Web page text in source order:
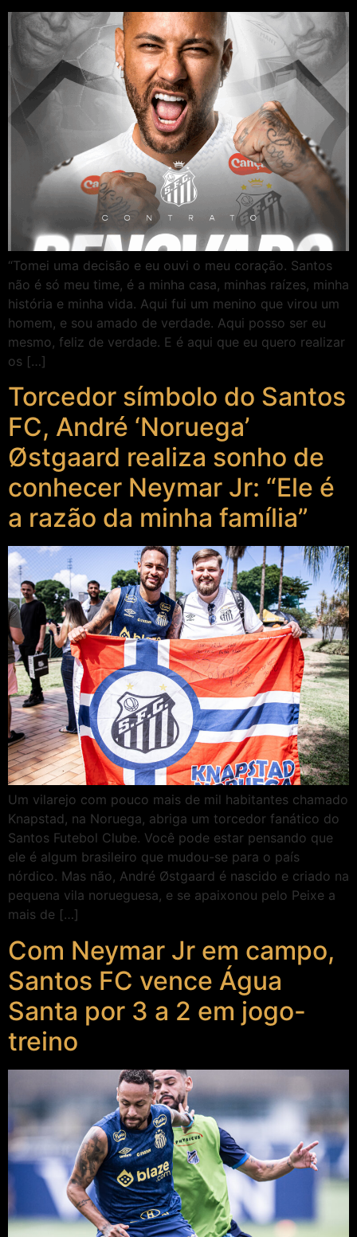
“Tomei uma decisão e eu ouvi o meu coração. Santos
não é só meu time, é a minha casa, minhas raízes, minha
história e minha vida. Aqui fui um menino que virou um
homem, e sou amado de verdade. Aqui posso ser eu
mesmo, feliz de verdade. E é aqui que eu quero realizar
os […]
Torcedor símbolo do Santos
FC, André ‘Noruega’
Østgaard realiza sonho de
conhecer Neymar Jr: “Ele é
a razão da minha família”
Um vilarejo com pouco mais de mil habitantes chamado
Knapstad, na Noruega, abriga um torcedor fanático do
Santos Futebol Clube. Você pode estar pensando que
ele é algum brasileiro que mudou-se para o país
nórdico. Mas não, André Østgaard é nascido e criado na
pequena vila norueguesa, e se apaixonou pelo Peixe a
mais de […]
Com Neymar Jr em campo,
Santos FC vence Água
Santa por 3 a 2 em jogo-
treino